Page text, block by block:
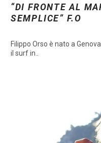
“DI FRONTE AL
SEMPLICE” F.O
Filippo Orso è nato a
il surf in..